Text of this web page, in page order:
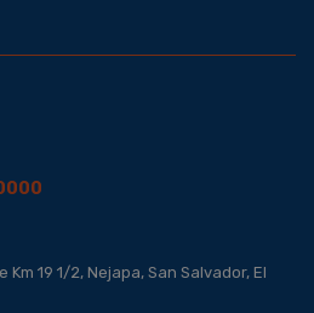
19 1/2, Nejapa, San Salvador, El